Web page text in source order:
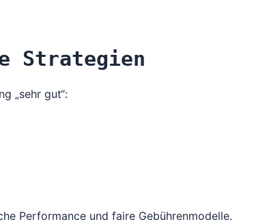
Strategien
„sehr gut“:
Performance und faire Gebührenmodelle.